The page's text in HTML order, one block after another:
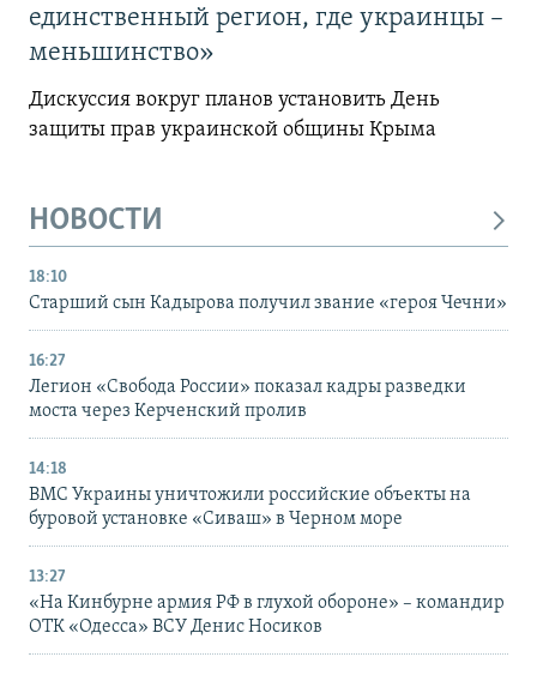
единственный регион, где украинцы –
меньшинство»
Дискуссия вокруг планов установить День
защиты прав украинской общины Крыма
НОВОСТИ
18:10
Старший сын Кадырова получил звание «героя Чечни»
16:27
Легион «Свобода России» показал кадры разведки
моста через Керченский пролив
14:18
ВМС Украины уничтожили российские объекты на
буровой установке «Сиваш» в Черном море
13:27
«На Кинбурне армия РФ в глухой обороне» – командир
ОТК «Одесса» ВСУ Денис Носиков